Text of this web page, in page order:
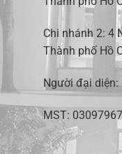
Chi nhánh 2: 4
Thành phố Hồ
Người đại
MST: